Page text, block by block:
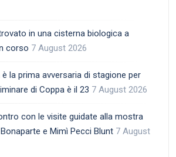
in una cisterna biologica a
corso 7 August 2026
è la prima avversaria di stagione per
di Coppa è il 23 7 August 2026
con le visite guidate alla mostra
e Mimì Pecci Blunt 7 August